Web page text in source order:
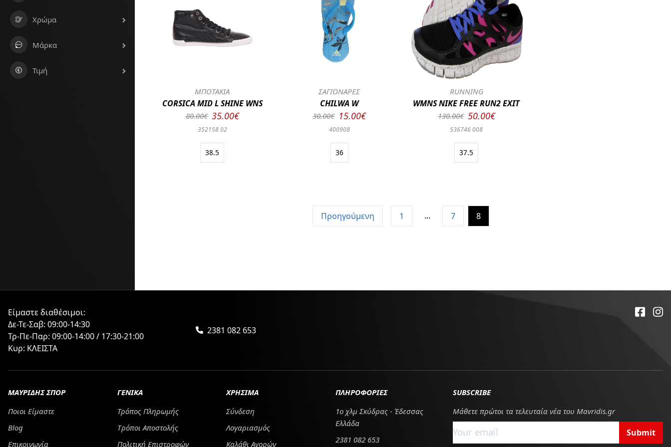
Χρώμα
Μάρκα
Τιμή
ΜΠΟΤΑΚΙΑ
CORSICA MID L SHINE WNS
80.00€ 35.00€
352158 02
38.5
ΣΑΓΙΟΝΑΡΕΣ
CHILWA W
30.00€ 15.00€
400908
36
RUNNING
WMNS NIKE FREE RUN2 EXIT
130.00€ 50.00€
536746 008
37.5
Προηγούμενη 1 ... 7 8
Είμαστε διαθέσιμοι:
Δε-Τε-Σαβ: 09:00-14:30
Τρ-Πε-Παρ: 09:00-14:00 / 17:30-21:00
Κυρ: ΚΛΕΙΣΤΑ
2381 082 653
ΜΑΥΡΙΔΗΣ ΣΠΟΡ
Ποιοι Είμαστε
Blog
Επικοινωνία
ΓΕΝΙΚΑ
Τρόπος Πληρωμής
Tρόποι Αποστολής
Πολιτική Επιστροφών
ΧΡΗΣΙΜΑ
Σύνδεση
Λογαριασμός
Καλάθι Αγορών
ΠΛΗΡΟΦΟΡΙΕΣ
1ο χλμ Σκύδρας - Έδεσσας
Ελλάδα
2381 082 653
SUBSCRIBE
Μάθετε πρώτοι τα τελευταία νέα του Mavridis.gr
Submit